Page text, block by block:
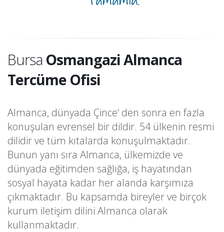
Bursa Osmangazi Almanca
Tercüme Ofisi
Almanca, dünyada Çince‘ den sonra en fazla
konuşulan evrensel bir dildir. 54 ülkenin resmi
dilidir ve tüm kıtalarda konuşulmaktadır.
Bunun yanı sıra Almanca, ülkemizde ve
dünyada eğitimden sağlığa, iş hayatından
sosyal hayata kadar her alanda karşımıza
çıkmaktadır. Bu kapsamda bireyler ve birçok
kurum iletişim dilini Almanca olarak
kullanmaktadır.